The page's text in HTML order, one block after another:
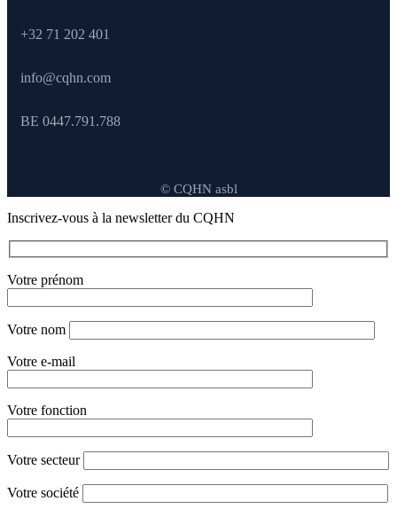
+32 71 202 401
info@cqhn.com
BE 0447.791.788
© CQHN asbl
Inscrivez-vous à la newsletter du CQHN
Votre prénom
Votre nom
Votre e-mail
Votre fonction
Votre secteur
Votre société